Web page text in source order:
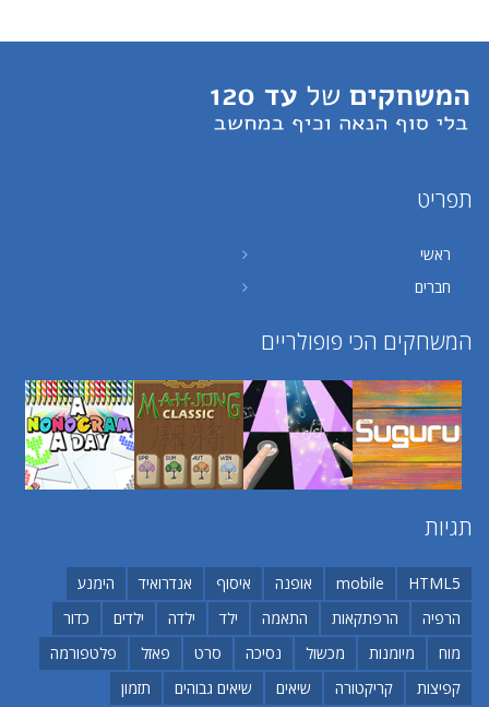
תפריט
ראשי
חברים
המשחקים הכי פופולריים
שחקו שחקו שחקו שחקו
תגיות
HTML5
mobile אופנה איסוף אנדרואיד
הימנע
הרפיה
הרפתקאות התאמה ילד ילדה ילדים
כדור
מוח
מיומנות מכשול נסיכה סרט פאזל
פלטפורמה
קפיצות
קריקטורה שיאים שיאים גבוהים תזמון